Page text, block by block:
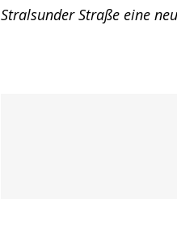
Stralsunder Straße eine